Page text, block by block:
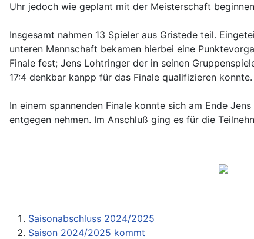
Uhr jedoch wie geplant mit der Meisterschaft
Insgesamt nahmen 13 Spieler aus Gristede teil.
unteren Mannschaft bekamen hierbei eine
Finale fest; Jens Lohtringer der in seinen
17:4 denkbar kanpp für das Finale qualifizieren konnte.
In einem spannenden Finale konnte sich am Ende
entgegen nehmen. Im Anschluß ging es für die
Saisonabschluss 2024/2025
Saison 2024/2025 kommt